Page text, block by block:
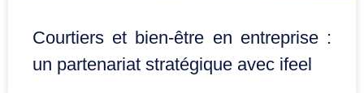
Courtiers et bien-être en entreprise :
un partenariat stratégique avec ifeel